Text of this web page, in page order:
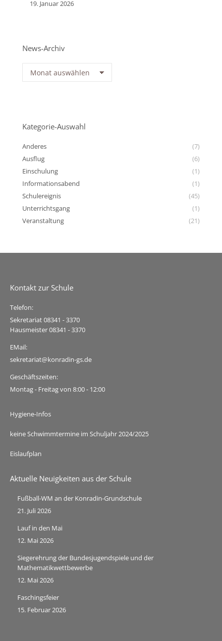
19. Januar 2026
News-Archiv
Archiv
Kategorie-Auswahl
Anderes
(7)
Ausflug
(6)
Einschulung
(1)
Informationsabend
(1)
Schulereignis
(45)
Unterrichtsgang
(1)
Veranstaltung
(21)
Kontakt zur Schule
Telefon:
Sekretariat 08341 - 3370
Hausmeister 08341 - 3370
EMail:
sekretariat@konradin-gs.de
Geschäftszeiten:
Montag - Freitag von 8:00 - 12:00
Hygiene-Infos
keine Schwimmtermine im Schuljahr 2024/2025
Eislaufplan
Aktuelle Neuigkeiten aus der Schule
Fußball-WM an der Konradin-Grundschule
21. Juli 2026
Lauf in den Mai
12. Mai 2026
Siegerehrung der Bundesjugendspiele und der
Mathematikwettbewerbe
12. Mai 2026
Faschingsfeier
15. Februar 2026